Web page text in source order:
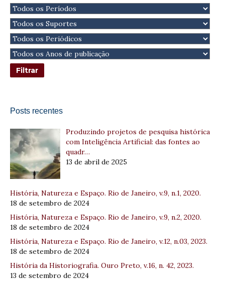
Posts recentes
Produzindo projetos de pesquisa histórica
com Inteligência Artificial: das fontes ao
quadr…
13 de abril de 2025
História, Natureza e Espaço. Rio de Janeiro, v.9, n.1, 2020.
18 de setembro de 2024
História, Natureza e Espaço. Rio de Janeiro, v.9, n.2, 2020.
18 de setembro de 2024
História, Natureza e Espaço. Rio de Janeiro, v.12, n.03, 2023.
18 de setembro de 2024
História da Historiografia. Ouro Preto, v.16, n. 42, 2023.
13 de setembro de 2024